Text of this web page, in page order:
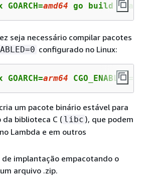
amd64 go build -tags
seja necessário compilar pacotes
configurado no Linux:
arm64
um pacote binário estável para
da biblioteca C ( libc ), que podem
Lambda e em outros
de implantação empacotando o
arquivo .zip.